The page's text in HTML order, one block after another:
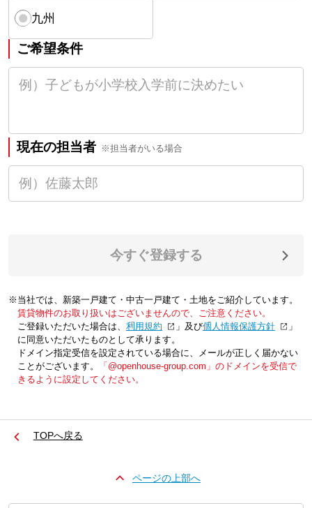
九州
ご希望条件
現在の担当者 ※担当者がいる場合
今すぐ登録する
※当社では、新築一戸建て・中古一戸建て・土地をご紹介しています。
賃貸物件のお取り扱いはございませんので、ご注意ください。
ご登録いただいた場合は、「利用規約 」及び「個人情報保護方針
」
に同意いただいたものとして承ります。
ドメイン指定受信を設定されている場合に、メールが正しく届かない
ことがございます。
「@openhouse-group.com」のドメインを受信で
きるように設定してください。
TOPへ戻る
ページの上部へ